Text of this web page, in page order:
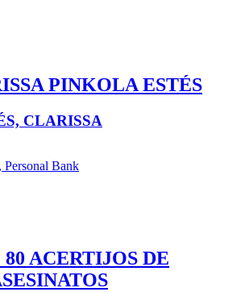
PINKOLA ESTÉS
CLARISSA
ACERTIJOS DE